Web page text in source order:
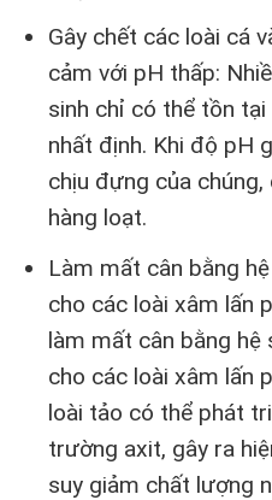
Gây chết các loài cá
cảm với pH thấp:
sinh chỉ có thể tồn
nhất định. Khi độ pH
chịu đựng của
hàng loạt.
Làm mất cân bằng
cho các loài xâm lấn
làm mất cân bằng hệ
cho các loài xâm lấn
loài tảo có thể phát
trường axit, gây ra
suy giảm chất lượng